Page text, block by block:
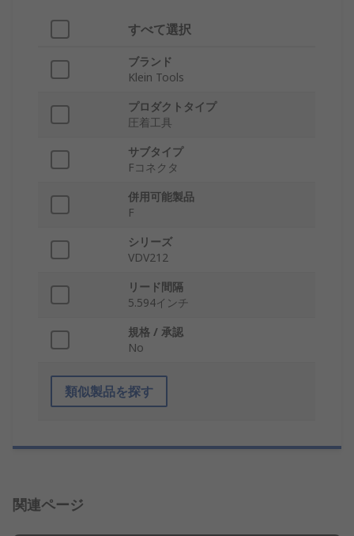
すべて選択
ブランド
Klein Tools
プロダクトタイプ
圧着工具
サブタイプ
Fコネクタ
併用可能製品
F
シリーズ
VDV212
リード間隔
5.594インチ
規格 / 承認
No
類似製品を探す
関連ページ